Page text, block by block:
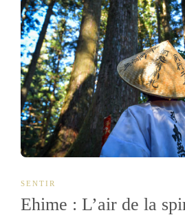
SENTIR
Ehime : L’air de la